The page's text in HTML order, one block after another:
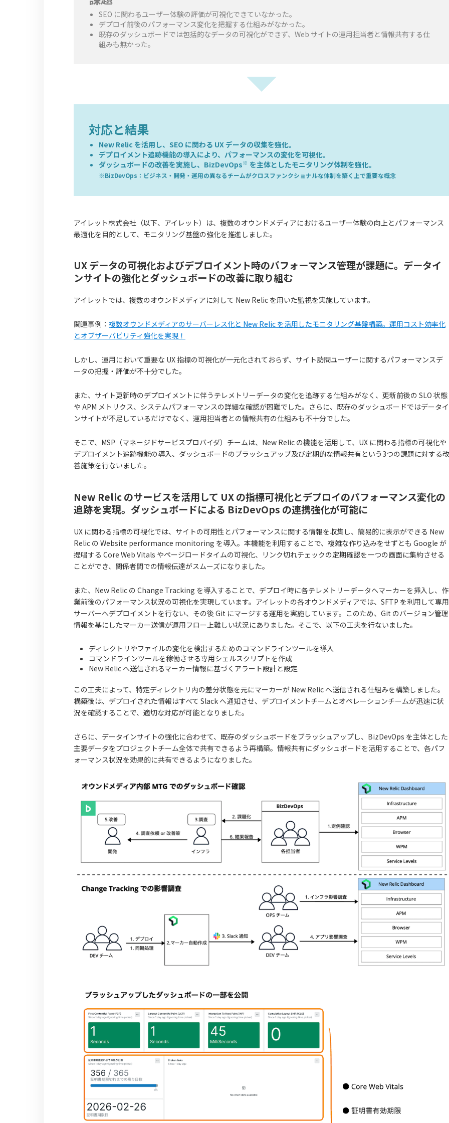
SEO に関わるユーザー体験の評価が可視化できていなかった。
デプロイ前後のパフォーマンス変化を把握する仕組みがなかった。
既存のダッシュボードでは包括的なデータの可視化ができず、Web サイトの運用担当者と情報共有する仕
組みも無かった。
対応と結果
New Relic を活用し、SEO に関わる UX データの収集を強化。
デプロイメント追跡機能の導入により、パフォーマンスの変化を可視化。
ダッシュボードの改善を実施し、BizDevOps※ を主体としたモニタリング体制を強化。
※BizDevOps：ビジネス・開発・運用の異なるチームがクロスファンクショナルな体制を築く上で重要な概念
アイレット株式会社（以下、アイレット）は、複数のオウンドメディアにおけるユーザー体験の向上とパフォーマンス
最適化を目的として、モニタリング基盤の強化を推進しました。
UX データの可視化およびデプロイメント時のパフォーマンス管理が課題に。データイ
ンサイトの強化とダッシュボードの改善に取り組む
アイレットでは、複数のオウンドメディアに対して New Relic を用いた監視を実施しています。
関連事例： 複数オウンドメディアのサーバーレス化と New Relic を活用したモニタリング基盤構築。運用コスト効率化
とオブザーバビリティ強化を実現！
しかし、運用において重要な UX 指標の可視化が一元化されておらず、サイト訪問ユーザーに関するパフォーマンスデ
ータの把握・評価が不十分でした。
また、サイト更新時のデプロイメントに伴うテレメトリーデータの変化を追跡する仕組みがなく、更新前後の SLO 状態
や APM メトリクス、システムパフォーマンスの詳細な確認が困難でした。さらに、既存のダッシュボードではデータイ
ンサイトが不足しているだけでなく、運用担当者との情報共有の仕組みも不十分でした。
そこで、MSP（マネージドサービスプロバイダ）チームは、New Relic の機能を活用して、UX に関わる指標の可視化や
デプロイメント追跡機能の導入、ダッシュボードのブラッシュアップ及び定期的な情報共有という3つの課題に対する改
善施策を行ないました。
New Relic のサービスを活用して UX の指標可視化とデプロイのパフォーマンス変化の
追跡を実現。ダッシュボードによる BizDevOps の連携強化が可能に
UX に関わる指標の可視化では、サイトの可用性とパフォーマンスに関する情報を収集し、簡易的に表示ができる New
Relic の Website performance monitoring を導入。本機能を利用することで、複雑な作り込みをせずとも Google が
提唱する Core Web Vitals やページロードタイムの可視化、リンク切れチェックの定期確認を一つの画面に集約させる
ことができ、関係者間での情報伝達がスムーズになりました。
また、New Relic の Change Tracking を導入することで、デプロイ時に各テレメトリーデータへマーカーを挿入し、作
業前後のパフォーマンス状況の可視化を実現しています。アイレットの各オウンドメディアでは、SFTP を利用して専用
サーバーへデプロイメントを行ない、その後 Git にマージする運用を実施しています。このため、Git のバージョン管理
情報を基にしたマーカー送信が運用フロー上難しい状況にありました。そこで、以下の工夫を行ないました。
ディレクトリやファイルの変化を検出するためのコマンドラインツールを導入
コマンドラインツールを稼働させる専用シェルスクリプトを作成
New Relic へ送信されるマーカー情報に基づくアラート設計と設定
この工夫によって、特定ディレクトリ内の差分状態を元にマーカーが New Relic へ送信される仕組みを構築しました。
構築後は、デプロイされた情報はすべて Slack へ通知させ、デプロイメントチームとオペレーションチームが迅速に状
況を確認することで、適切な対応が可能となりました。
さらに、データインサイトの強化に合わせて、既存のダッシュボードをブラッシュアップし、BizDevOps を主体とした
主要データをプロジェクトチーム全体で共有できるよう再構築。情報共有にダッシュボードを活用することで、各パフ
ォーマンス状況を効果的に共有できるようになりました。